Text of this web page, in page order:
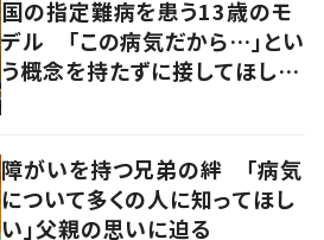
国の指定難病を患う13歳のモ
デル 「この病気だから…」とい
う概念を持たずに接してほし
障がいを持つ兄弟の絆 「病気
について多くの人に知ってほし
い」父親の思いに迫る